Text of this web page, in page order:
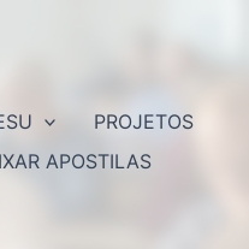
PROJETOS
APOSTILAS